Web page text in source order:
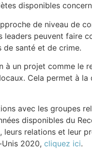
disponibles
de niveau de
peuvent faire
de santé et de crime.
un projet comme le
Cela permet à
avec les groupes
disponibles du
relations et leur
2020, cliquez ici.